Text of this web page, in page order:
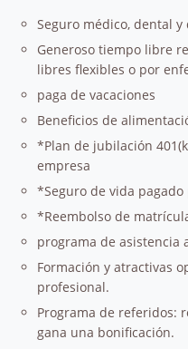
Seguro médico, dental y
Generoso tiempo libre
libres flexibles o por
paga de vacaciones
Beneficios de
*Plan de jubilación
empresa
*Seguro de vida
*Reembolso de
programa de asistencia
Formación y atractivas
profesional.
Programa de referidos:
gana una bonificación.